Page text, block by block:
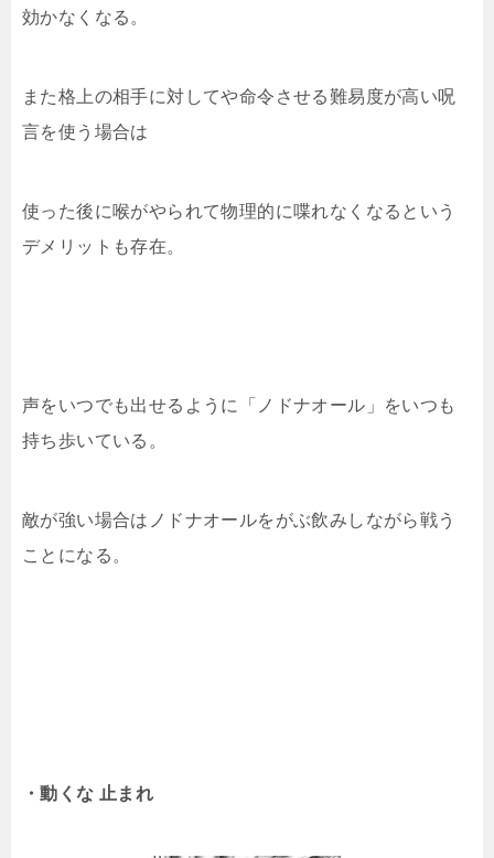
効かなくなる。
また格上の相手に対してや命令させる難易度が高い呪
言を使う場合は
使った後に喉がやられて物理的に喋れなくなるという
デメリットも存在。
声をいつでも出せるように「ノドナオール」をいつも
持ち歩いている。
敵が強い場合はノドナオールをがぶ飲みしながら戦う
ことになる。
・動くな 止まれ